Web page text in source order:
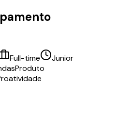
Full-time
Junior
Produto